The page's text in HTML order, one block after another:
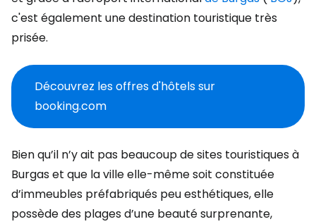
c'est également une destination touristique très
prisée.
Découvrez les offres d'hôtels sur
booking.com
Bien qu’il n’y ait pas beaucoup de sites touristiques à
Burgas et que la ville elle-même soit constituée
d’immeubles préfabriqués peu esthétiques, elle
possède des plages d’une beauté surprenante,